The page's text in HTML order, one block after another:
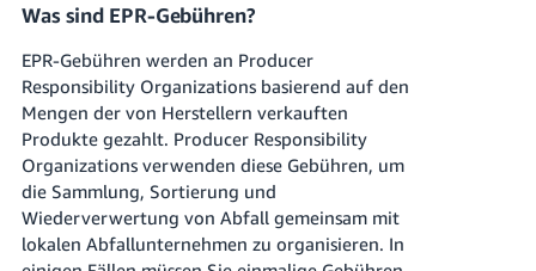
Was sind EPR-Gebühren?
EPR-Gebühren werden an Producer
Responsibility Organizations basierend auf den
Mengen der von Herstellern verkauften
Produkte gezahlt. Producer Responsibility
Organizations verwenden diese Gebühren, um
die Sammlung, Sortierung und
Wiederverwertung von Abfall gemeinsam mit
lokalen Abfallunternehmen zu organisieren. In